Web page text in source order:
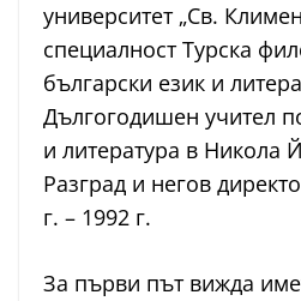
университет „Св.
специалност Турска
български език и
Дългогодишен учител
и литература в Никола
Разград и негов
г. – 1992 г.
За първи път вижда